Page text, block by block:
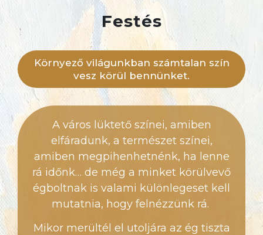
Festés
Környező világunkban számtalan szín
vesz körül bennünket.
A város lüktető színei, amiben
elfáradunk, a természet színei,
amiben megpihenhetnénk, ha lenne
rá időnk… de még a minket körülvevő
égboltnak is valami különlegeset kell
mutatnia, hogy felnézzünk rá.
Mikor merültél el utoljára az ég tiszta